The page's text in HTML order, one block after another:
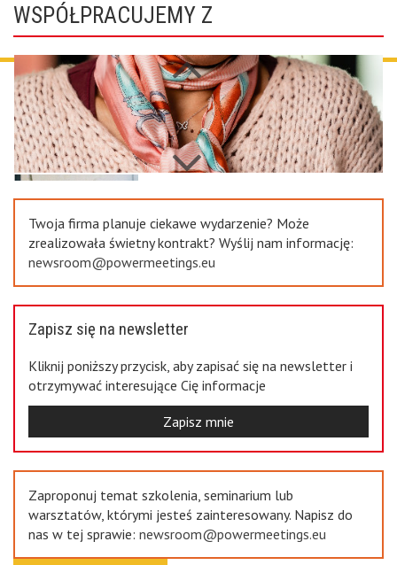
WSPÓŁPRACUJEMY Z
Next
Twoja firma planuje ciekawe wydarzenie? Może
zrealizowała świetny kontrakt? Wyślij nam informację:
newsroom@powermeetings.eu
Zapisz się na newsletter
Kliknij poniższy przycisk, aby zapisać się na newsletter i
otrzymywać interesujące Cię informacje
Zapisz mnie
Zaproponuj temat szkolenia, seminarium lub
warsztatów, którymi jesteś zainteresowany. Napisz do
nas w tej sprawie: newsroom@powermeetings.eu